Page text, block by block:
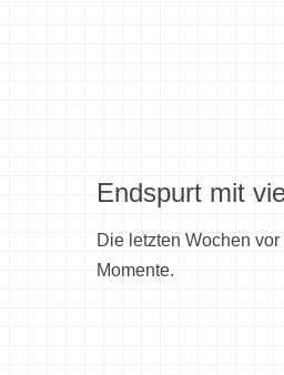
Endspurt mit
Die letzten Wochen
Momente.